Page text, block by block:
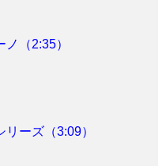
（2:35）
ーズ（3:09）